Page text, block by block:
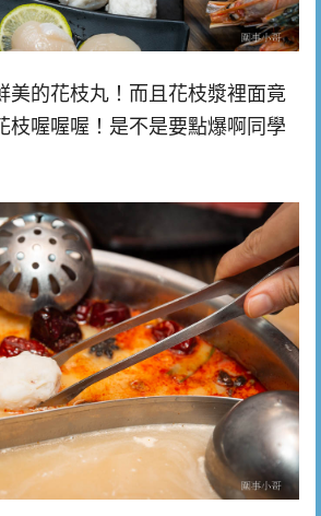
美的花枝丸！而且花枝漿裡面竟
枝喔喔喔！是不是要點爆啊同學